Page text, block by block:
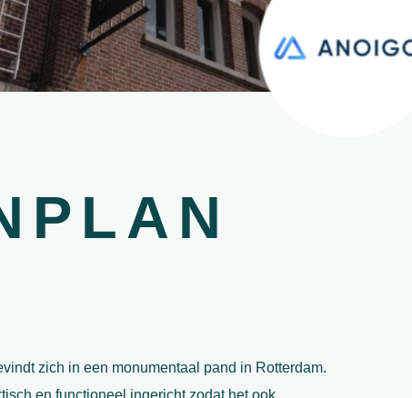
zich in een monumentaal pand in Rotterdam.
en functioneel ingericht zodat het ook